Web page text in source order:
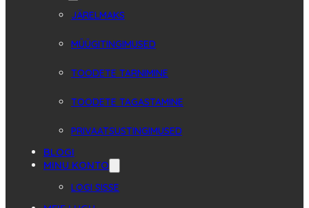
JÄRELMAKS
MÜÜGITINGIMUSED
TOODETE TARNIMINE
TOODETE TAGASTAMINE
PRIVAATSUSTINGIMUSED
BLOGI
MINU KONTO
LOGI SISSE